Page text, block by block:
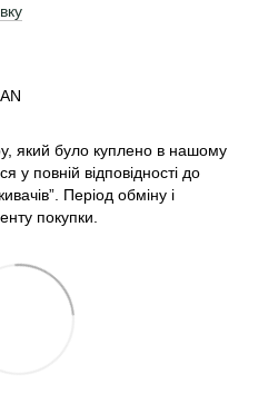
який було куплено в нашому
у повній відповідності до
Період обміну і
покупки.